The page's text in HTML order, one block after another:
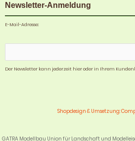
Newsletter-Anmeldung
E-Mail-Adresse:
Der Newsletter kann jederzeit hier oder in Ihrem
Shopdesign & Umsetzung:
GATRA Modellbau Union für Landschaft und